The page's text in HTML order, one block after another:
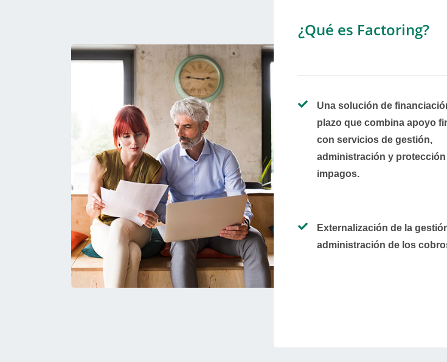
¿Qué es Factoring?
Una solución de
plazo que combina apoyo
con servicios de gestión,
administración y
impagos.
Externalización de la
administración de los